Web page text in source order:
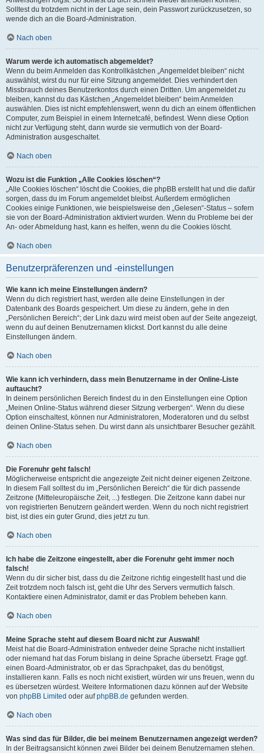
Solltest du trotzdem nicht in der Lage sein, dein Passwort zurückzusetzen, so
wende dich an die Board-Administration.
Nach oben
Warum werde ich automatisch abgemeldet?
Wenn du beim Anmelden das Kontrollkästchen „Angemeldet bleiben“ nicht
auswählst, wirst du nur für eine Sitzung angemeldet. Dies verhindert den
Missbrauch deines Benutzerkontos durch einen Dritten. Um angemeldet zu
bleiben, kannst du das Kästchen „Angemeldet bleiben“ beim Anmelden
auswählen. Dies ist nicht empfehlenswert, wenn du dich an einem öffentlichen
Computer, zum Beispiel in einem Internetcafé, befindest. Wenn diese Option
nicht zur Verfügung steht, dann wurde sie vermutlich von der Board-
Administration ausgeschaltet.
Nach oben
Wozu ist die Funktion „Alle Cookies löschen“?
„Alle Cookies löschen“ löscht die Cookies, die phpBB erstellt hat und die dafür
sorgen, dass du im Forum angemeldet bleibst. Außerdem ermöglichen
Cookies einige Funktionen, wie beispielsweise den „Gelesen“-Status – sofern
sie von der Board-Administration aktiviert wurden. Wenn du Probleme bei der
An- oder Abmeldung hast, kann es helfen, wenn du die Cookies löscht.
Nach oben
Benutzerpräferenzen und -einstellungen
Wie kann ich meine Einstellungen ändern?
Wenn du dich registriert hast, werden alle deine Einstellungen in der
Datenbank des Boards gespeichert. Um diese zu ändern, gehe in den
„Persönlichen Bereich“; der Link dazu wird meist oben auf der Seite angezeigt,
wenn du auf deinen Benutzernamen klickst. Dort kannst du alle deine
Einstellungen ändern.
Nach oben
Wie kann ich verhindern, dass mein Benutzername in der Online-Liste
auftaucht?
In deinem persönlichen Bereich findest du in den Einstellungen eine Option
„Meinen Online-Status während dieser Sitzung verbergen“. Wenn du diese
Option einschaltest, können nur Administratoren, Moderatoren und du selbst
deinen Online-Status sehen. Du wirst dann als unsichtbarer Besucher gezählt.
Nach oben
Die Forenuhr geht falsch!
Möglicherweise entspricht die angezeigte Zeit nicht deiner eigenen Zeitzone.
In diesem Fall solltest du im „Persönlichen Bereich“ die für dich passende
Zeitzone (Mitteleuropäische Zeit, ...) festlegen. Die Zeitzone kann dabei nur
von registrierten Benutzern geändert werden. Wenn du noch nicht registriert
bist, ist dies ein guter Grund, dies jetzt zu tun.
Nach oben
Ich habe die Zeitzone eingestellt, aber die Forenuhr geht immer noch
falsch!
Wenn du dir sicher bist, dass du die Zeitzone richtig eingestellt hast und die
Zeit trotzdem noch falsch ist, geht die Uhr des Servers vermutlich falsch.
Kontaktiere einen Administrator, damit er das Problem beheben kann.
Nach oben
Meine Sprache steht auf diesem Board nicht zur Auswahl!
Meist hat die Board-Administration entweder deine Sprache nicht installiert
oder niemand hat das Forum bislang in deine Sprache übersetzt. Frage ggf.
einen Board-Administrator, ob er das Sprachpaket, das du benötigst,
installieren kann. Falls es noch nicht existiert, würden wir uns freuen, wenn du
es übersetzen würdest. Weitere Informationen dazu können auf der Website
von phpBB Limited oder aufphpBB.de gefunden werden.
Nach oben
Was sind das für Bilder, die bei meinem Benutzernamen angezeigt werden?
In der Beitragsansicht können zwei Bilder bei deinem Benutzernamen stehen.